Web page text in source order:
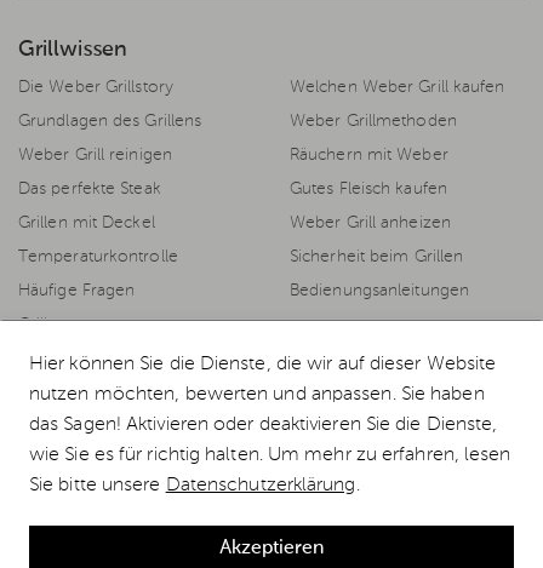
Grillwissen
Die Weber Grillstory
Welchen Weber Grill kaufen
Grundlagen des Grillens
Weber Grillmethoden
Weber Grill reinigen
Räuchern mit Weber
Das perfekte Steak
Gutes Fleisch kaufen
Grillen mit Deckel
Weber Grill anheizen
Temperaturkontrolle
Sicherheit beim Grillen
Häufige Fragen
Bedienungsanleitungen
Grillrezepte
© 2026 Weststyle GmbH · Europas grosser Weber Spezialist
Alle Preise inkl. MwSt., inkl. Verpackungskosten und zzgl.
Durchgestrichene Preise entsprechen dem bisherigen Preis bei Weststyle.
Weber Edelstahl-Reiniger günstig kaufen
Hier können Sie die Dienste, die wir auf dieser Website
nutzen möchten, bewerten und anpassen. Sie haben
das Sagen! Aktivieren oder deaktivieren Sie die Dienste,
wie Sie es für richtig halten. Um mehr zu erfahren, lesen
Sie bitte unsere Datenschutzerklärung.
Akzeptieren